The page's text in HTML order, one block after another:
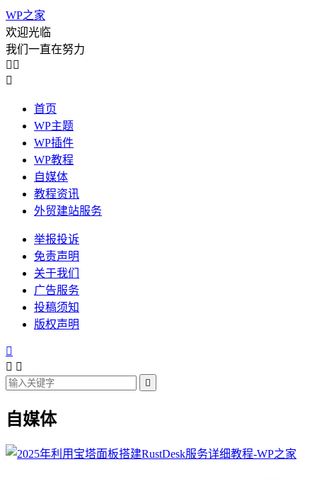
WP之家
欢迎光临
我们一直在努力
 

首页
WP主题
WP插件
WP教程
自媒体
教程资讯
外贸建站服务
举报投诉
免责声明
关于我们
广告服务
投稿须知
版权声明

 

自媒体